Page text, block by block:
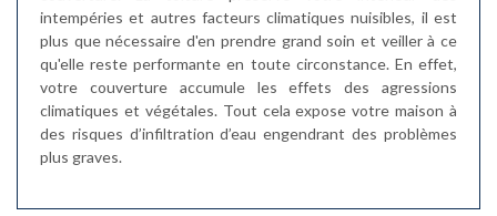
intempéries et autres facteurs climatiques nuisibles, il est
plus que nécessaire d'en prendre grand soin et veiller à ce
qu'elle reste performante en toute circonstance. En effet,
votre couverture accumule les effets des agressions
climatiques et végétales. Tout cela expose votre maison à
des risques d’infiltration d’eau engendrant des problèmes
plus graves.